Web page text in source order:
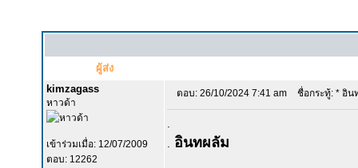
ผู้ส่ง
kimzagass
หาวด้า
เข้าร่วมเมื่อ: 12/07/2009
ตอบ: 12262
ตอบ: 26/10/2024 7:41 am ชื่อกระทู้: * อิน
อินทผลัม